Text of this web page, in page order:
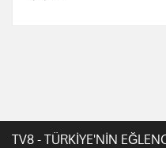
TV8 - TÜRKİYE'NİN